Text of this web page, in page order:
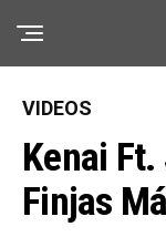
VIDEOS
Kenai
Finjas